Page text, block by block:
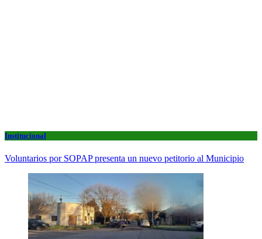
Institucional
Voluntarios por SOPAP presenta un nuevo petitorio al Municipio